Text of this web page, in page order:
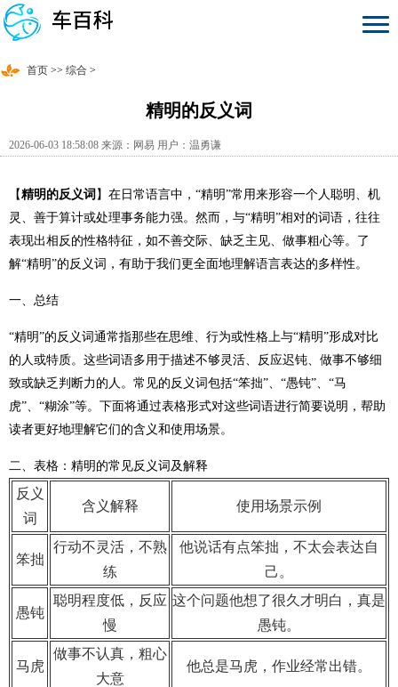
首页 >> 综合 >
精明的反义词
2026-06-03 18:58:08 来源：网易 用户：温勇谦
【精明的反义词 】在日常语言中，“精明”常用来形容一个人聪明、机
灵、善于算计或处理事务能力强。然而，与“精明”相对的词语，往往
表现出相反的性格特征，如不善交际、缺乏主见、做事粗心等。了
解“精明”的反义词，有助于我们更全面地理解语言表达的多样性。
一、总结
“精明”的反义词通常指那些在思维、行为或性格上与“精明”形成对比
的人或特质。这些词语多用于描述不够灵活、反应迟钝、做事不够细
致或缺乏判断力的人。常见的反义词包括“笨拙”、“愚钝”、“马
虎”、“糊涂”等。下面将通过表格形式对这些词语进行简要说明，帮助
读者更好地理解它们的含义和使用场景。
二、表格：精明的常见反义词及解释
反义
词
含义解释 使用场景示例
笨拙
行动不灵活，不熟
练
他说话有点笨拙，不太会表达自
己。
愚钝
聪明程度低，反应
慢
这个问题他想了很久才明白，真是
愚钝。
马虎
做事不认真，粗心
大意
他总是马虎，作业经常出错。